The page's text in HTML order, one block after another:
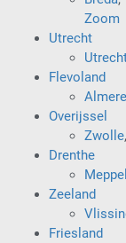
Zoom
Utrecht
Flevoland
Almere
Overijssel
Zwolle,
Drenthe
Meppel
Zeeland
Friesland